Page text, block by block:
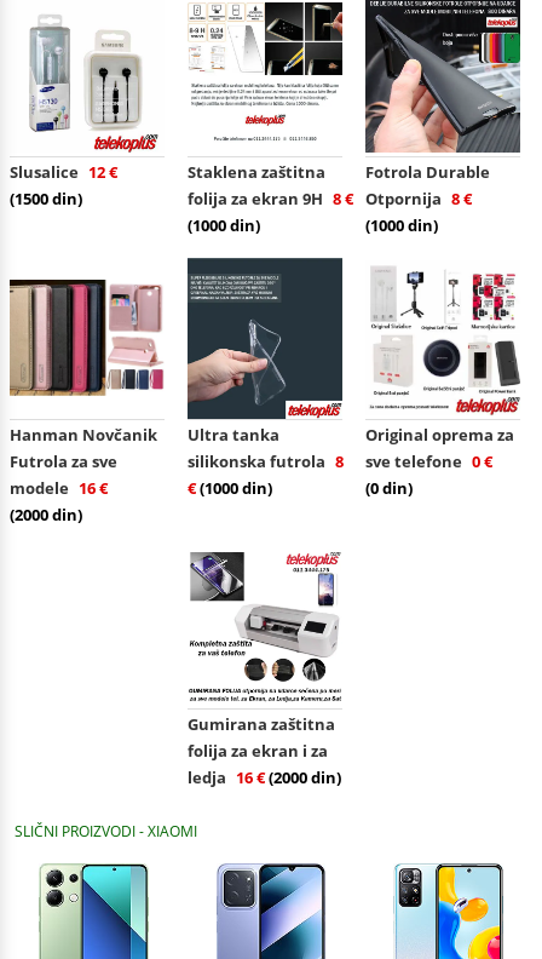
Slusalice 12 €
(1500 din)
Staklena zaštitna
folija za ekran 9H 8 €
(1000 din)
Fotrola Durable
Otpornija 8 €
(1000 din)
Hanman Novčanik
Futrola za sve
modele 16 €
(2000 din)
Ultra tanka
silikonska futrola 8
€(1000 din)
Original oprema za
sve telefone 0 €
(0 din)
Gumirana zaštitna
folija za ekran i za
ledja 16 €(2000 din)
SLIČNI PROIZVODI - XIAOMI